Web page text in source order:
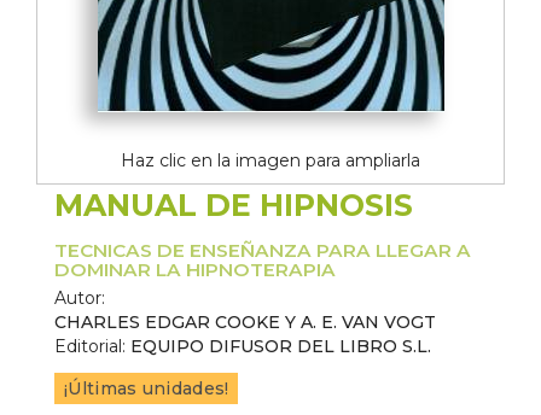
Haz clic en la imagen para ampliarla
MANUAL DE HIPNOSIS
TECNICAS DE ENSEÑANZA PARA LLEGAR A
DOMINAR LA HIPNOTERAPIA
Autor:
CHARLES EDGAR COOKE Y A. E. VAN VOGT
Editorial: EQUIPO DIFUSOR DEL LIBRO S.L.
¡Últimas unidades!